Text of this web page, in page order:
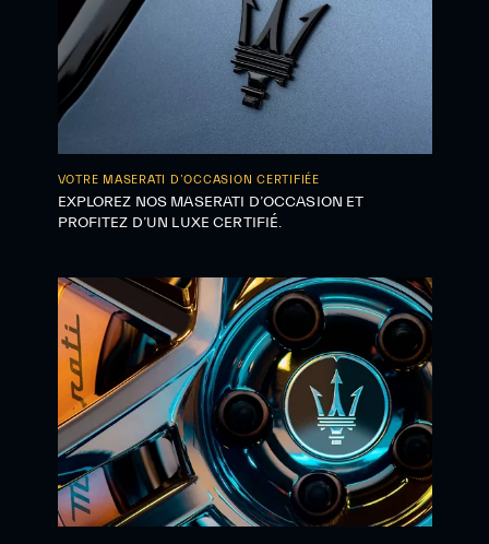
VOTRE MASERATI D’OCCASION CERTIFIÉE
EXPLOREZ NOS MASERATI D’OCCASION ET
PROFITEZ D’UN LUXE CERTIFIÉ.